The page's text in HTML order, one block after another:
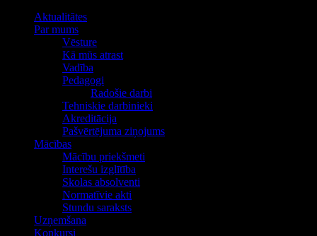
Aktualitātes
Par mums
Vēsture
Kā mūs atrast
Vadība
Pedagogi
Radošie darbi
Tehniskie darbinieki
Akreditācija
Pašvērtējuma ziņojums
Mācības
Mācību priekšmeti
Interešu izglītība
Skolas absolventi
Normatīvie akti
Stundu saraksts
Uzņemšana
Konkursi